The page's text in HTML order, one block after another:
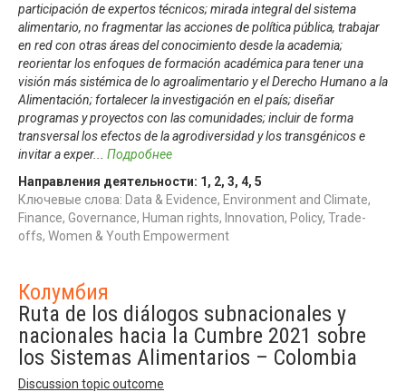
participación de expertos técnicos; mirada integral del sistema
alimentario, no fragmentar las acciones de política pública, trabajar
en red con otras áreas del conocimiento desde la academia;
reorientar los enfoques de formación académica para tener una
visión más sistémica de lo agroalimentario y el Derecho Humano a la
Alimentación; fortalecer la investigación en el país; diseñar
programas y proyectos con las comunidades; incluir de forma
transversal los efectos de la agrodiversidad y los transgénicos e
invitar a exper... Подробнее
Направления деятельности: 1 , 2, 3, 4, 5
Ключевые слова: Data & Evidence, Environment and Climate,
Finance, Governance, Human rights, Innovation, Policy, Trade-
offs, Women & Youth Empowerment
Колумбия
Ruta de los diálogos subnacionales y
nacionales hacia la Cumbre 2021 sobre
los Sistemas Alimentarios – Colombia
Discussion topic outcome